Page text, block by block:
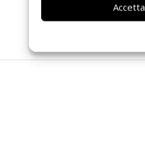
Accetta